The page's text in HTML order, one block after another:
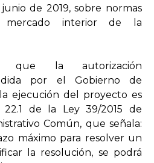
de 2019, sobre normas
interior de la
que la autorización
por el Gobierno de
ejecución del proyecto es
de la Ley 39/2015 de
Común, que señala:
máximo para resolver un
la resolución, se podrá